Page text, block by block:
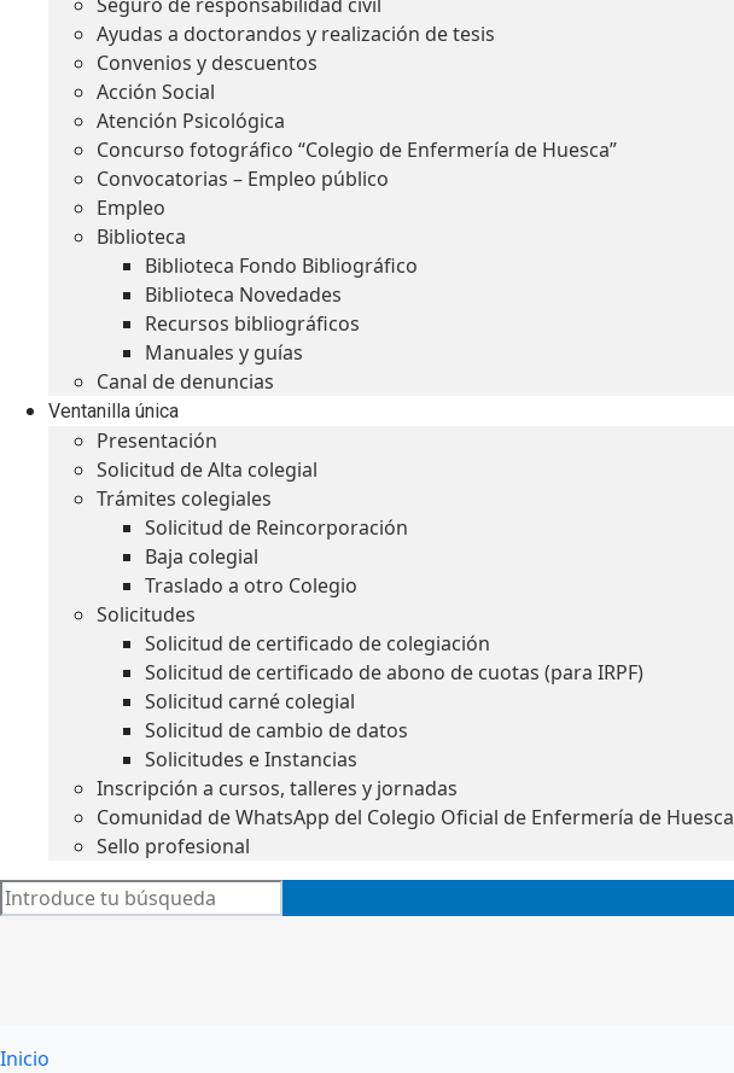
Ayudas a doctorandos y realización de tesis
Convenios y descuentos
Acción Social
Atención Psicológica
Concurso fotográfico “Colegio de Enfermería de Huesca”
Convocatorias – Empleo público
Empleo
Biblioteca
Biblioteca Fondo Bibliográfico
Biblioteca Novedades
Recursos bibliográficos
Manuales y guías
Canal de denuncias
Ventanilla única
Presentación
Solicitud de Alta colegial
Trámites colegiales
Solicitud de Reincorporación
Baja colegial
Traslado a otro Colegio
Solicitudes
Solicitud de certificado de colegiación
Solicitud de certificado de abono de cuotas (para IRPF)
Solicitud carné colegial
Solicitud de cambio de datos
Solicitudes e Instancias
Inscripción a cursos, talleres y jornadas
Comunidad de WhatsApp del Colegio Oficial de Enfermería de Huesca
Sello profesional
Inicio